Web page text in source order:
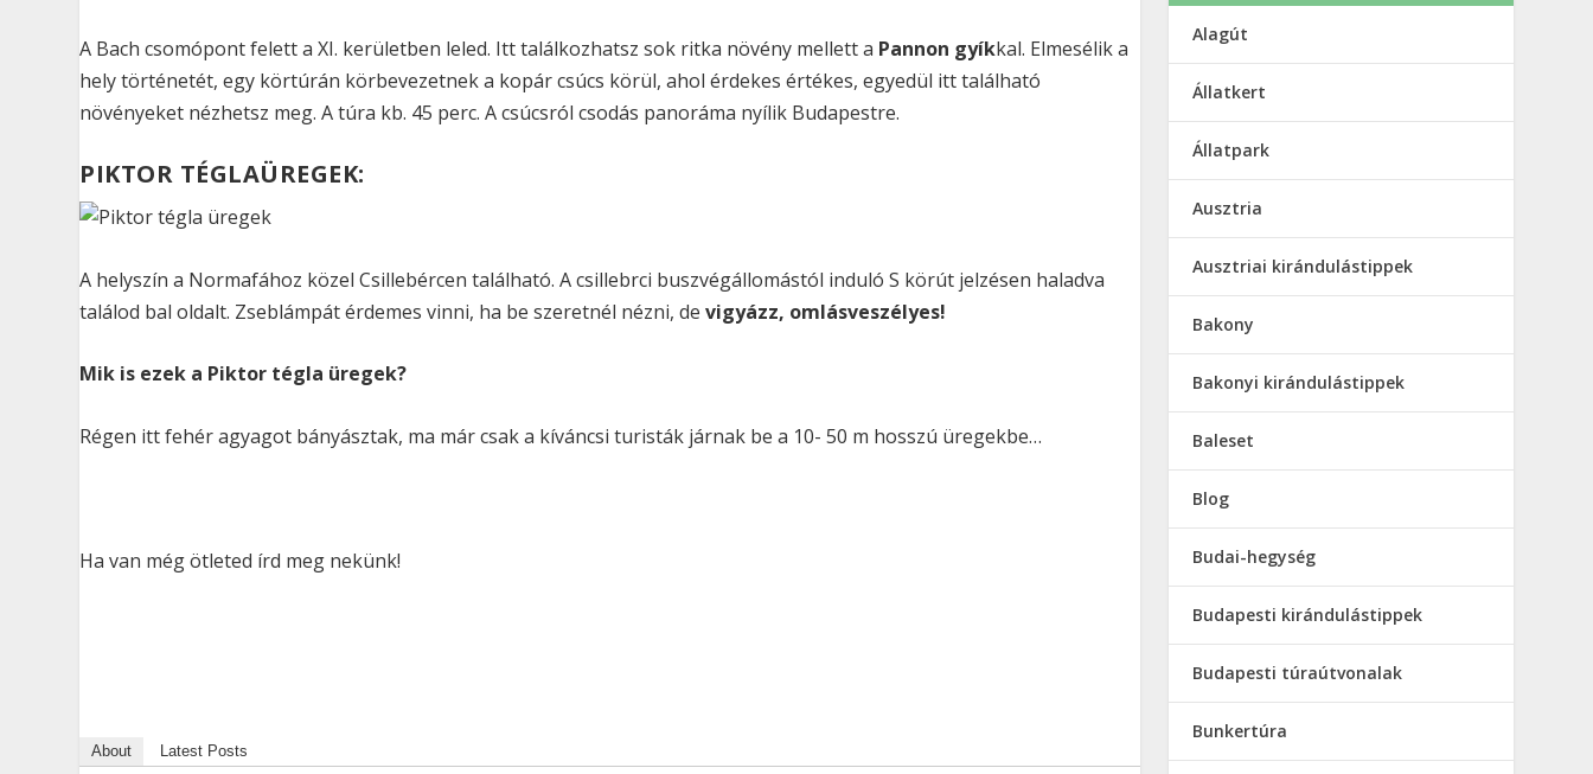
A Bach csomópont felett a XI. kerületben leled. Itt találkozhatsz sok ritka növény mellett a Pannon gyíkkal. Elmesélik a
hely történetét, egy körtúrán körbevezetnek a kopár csúcs körül, ahol érdekes értékes, egyedül itt található
növényeket nézhetsz meg. A túra kb. 45 perc. A csúcsról csodás panoráma nyílik Budapestre.
PIKTOR TÉGLAÜREGEK:
A helyszín a Normafához közel Csillebércen található. A csillebrci buszvégállomástól induló S körút jelzésen haladva
találod bal oldalt. Zseblámpát érdemes vinni, ha be szeretnél nézni, devigyázz, omlásveszélyes!
Mik is ezek a Piktor tégla üregek?
Régen itt fehér agyagot bányásztak, ma már csak a kíváncsi turisták járnak be a 10- 50 m hosszú üregekbe…
Ha van még ötleted írd meg nekünk!
About Latest Posts
Alagút
Állatkert
Állatpark
Ausztria
Ausztriai kirándulástippek
Bakony
Bakonyi kirándulástippek
Baleset
Blog
Budai-hegység
Budapesti kirándulástippek
Budapesti túraútvonalak
Bunkertúra